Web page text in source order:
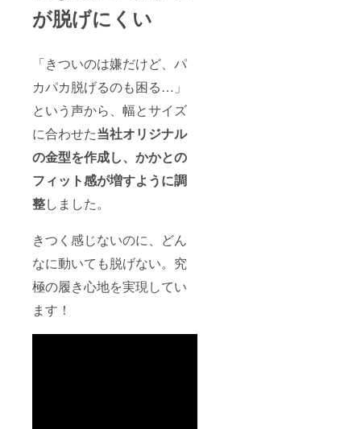
が脱げにくい
「きついのは嫌だけど、パ
カパカ脱げるのも困る…」
という声から、幅とサイズ
に合わせた当社オリジナル
の金型を作成し、かかとの
フィット感が増すように調
整しました。
きつく感じないのに、どん
なに動いても脱げない。究
極の履き心地を実現してい
ます！